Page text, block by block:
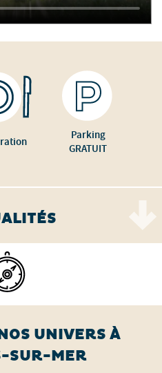
Parking
GRATUIT
UNIVERS À
SUR-MER